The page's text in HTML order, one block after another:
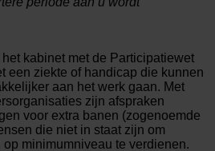
kabinet met de Participatiewet
een ziekte of handicap die kunnen
aan het werk gaan. Met
zijn afspraken
voor extra banen (zogenoemde
die niet in staat zijn om
minimumniveau te verdienen.